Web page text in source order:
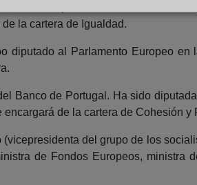
desde su puesto de ministra de
la cartera de Igualdad.
diputado al Parlamento Europeo en
Banco de Portugal. Ha sido
de la cartera de Cohesión y
del grupo de los
de Fondos Europeos, ministra